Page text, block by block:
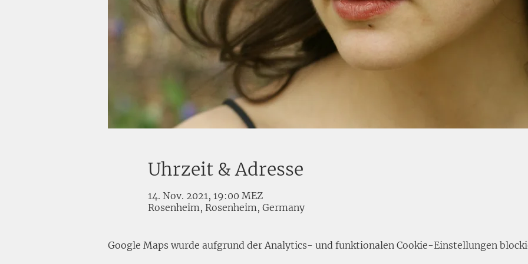
Uhrzeit & Adresse
14. Nov. 2021, 19:00 MEZ
Rosenheim, Rosenheim, Germany
Google Maps wurde aufgrund der Analytics- und funktionalen Cookie-Einstellungen